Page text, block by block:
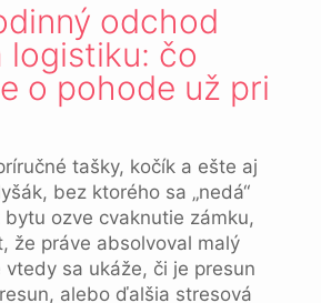
odchod
logistiku: čo
o pohode už pri
tašky, kočík a ešte aj
bez ktorého sa „nedá“
bytu ozve cvaknutie zámku,
že práve absolvoval malý
vtedy sa ukáže, či je presun
alebo ďalšia stresová